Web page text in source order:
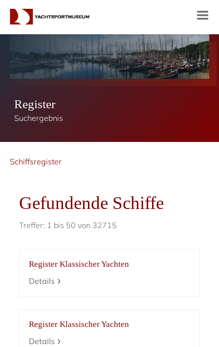
Register
Suchergebnis
Schiffsregister
Gefundende Schiffe
Treffer: 1 bis 50 von 32715
Register Klassischer Yachten
Details
Register Klassischer Yachten
Details